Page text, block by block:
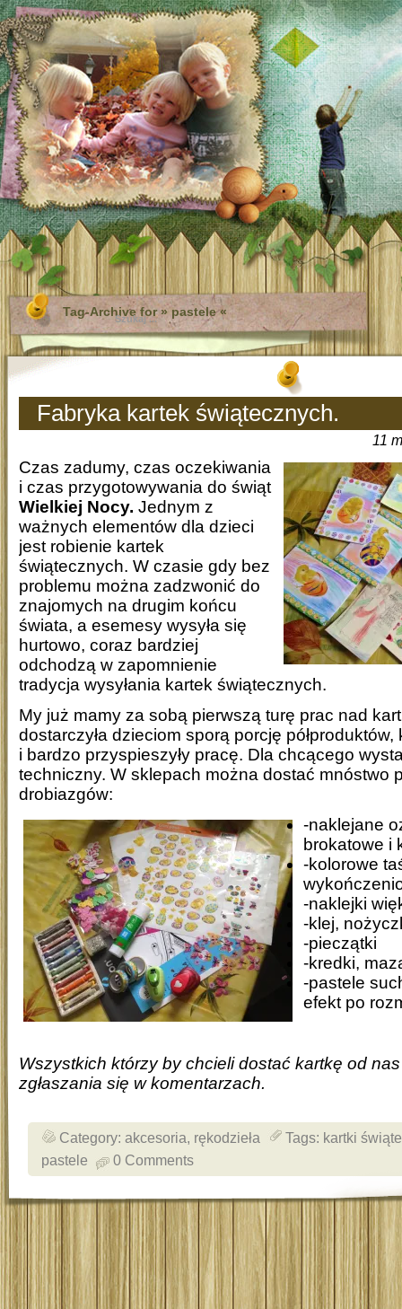
Tag-Archive for » pastele «
Fabryka kartek świątecznych.
11
Czas zadumy, czas oczekiwania
i czas przygotowywania do świąt
Wielkiej Nocy. Jednym z
ważnych elementów dla dzieci
jest robienie kartek
świątecznych. W czasie gdy bez
problemu można zadzwonić do
znajomych na drugim końcu
świata, a esemesy wysyła się
hurtowo, coraz bardziej
odchodzą w zapomnienie
tradycja wysyłania kartek świątecznych.
My już mamy za sobą pierwszą turę prac nad
dostarczyła dzieciom sporą porcję półproduktów,
i bardzo przyspieszyły pracę. Dla chcącego
techniczny. W sklepach można dostać mnóstwo
drobiazgów:
-naklejane
brokatowe i
-kolorowe
-naklejki
-klej,
-pieczątki
-kredki,
-pastele
efekt po
Wszystkich którzy by chcieli dostać kartkę od
zgłaszania się w komentarzach.
Category: akcesoria, rękodzieła Tags: kartki
pastele
0 Comments